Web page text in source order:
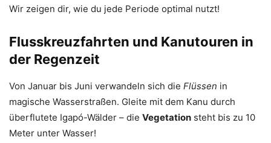
Wir zeigen dir, wie du jede Periode optimal nutzt!
Flusskreuzfahrten und Kanutouren in
der Regenzeit
Von Januar bis Juni verwandeln sich die Flüssen in
magische Wasserstraßen. Gleite mit dem Kanu durch
überflutete Igapó-Wälder – die Vegetation steht bis zu 10
Meter unter Wasser!